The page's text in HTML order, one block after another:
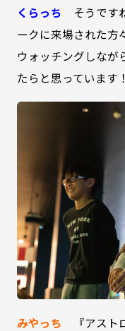
くらっち そうです
ークに来場された方
ウォッチングしなが
たらと思っています！
みやっち 『アスト